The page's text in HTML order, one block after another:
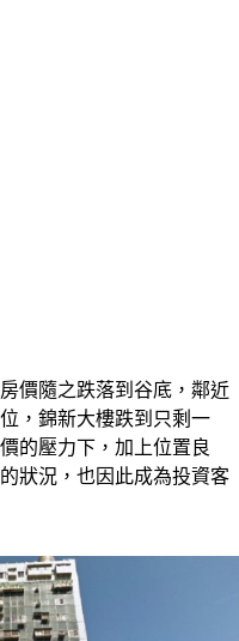
價隨之跌落到谷底，鄰近
，錦新大樓跌到只剩一
的壓力下，加上位置良
狀況，也因此成為投資客